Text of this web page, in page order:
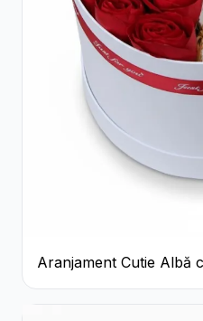
Aranjament Cutie Albă
Roșii și Raffaello